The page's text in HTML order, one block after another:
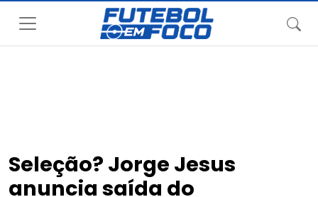
Seleção? Jorge Jesus
anuncia saída do